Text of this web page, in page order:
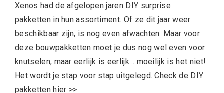
Xenos had de afgelopen jaren DIY surprise
pakketten in hun assortiment. Of ze dit jaar weer
beschikbaar zijn, is nog even afwachten. Maar voor
deze bouwpakketten moet je dus nog wel even voor
knutselen, maar eerlijk is eerlijk… moeilijk is het niet!
Het wordt je stap voor stap uitgelegd.Check de DIY
pakketten hier >>